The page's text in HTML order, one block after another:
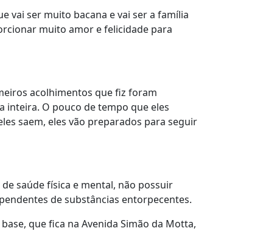
vai ser muito bacana e vai ser a família
muito amor e felicidade para
acolhimentos que fiz foram
inteira. O pouco de tempo que eles
saem, eles vão preparados para seguir
saúde física e mental, não possuir
de substâncias entorpecentes.
que fica na Avenida Simão da Motta,